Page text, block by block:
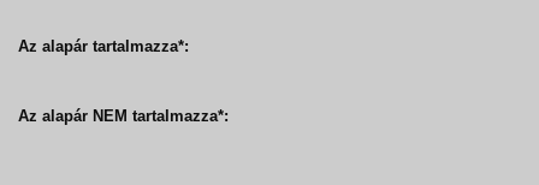
Az alapár tartalmazza*:
Az alapár NEM tartalmazza*: